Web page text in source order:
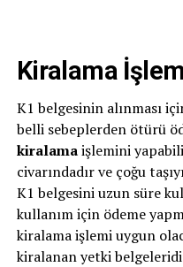
Kiralama
K1 belgesinin alınması
belli sebeplerden ötürü
kiralamaişlemini
civarındadır ve çoğu
K1 belgesini uzun süre
kullanım için ödeme
kiralama işlemi uygun
kiralanan yetki